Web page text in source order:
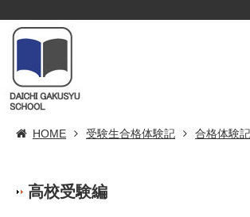
HOME 受験生合格体験記 合格体験
高校受験編